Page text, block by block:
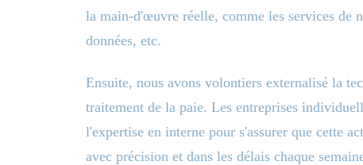
la main-d'œuvre réelle, comme les services de
données, etc.
Ensuite, nous avons volontiers externalisé la
traitement de la paie. Les entreprises
l'expertise en interne pour s'assurer que cette
avec précision et dans les délais chaque